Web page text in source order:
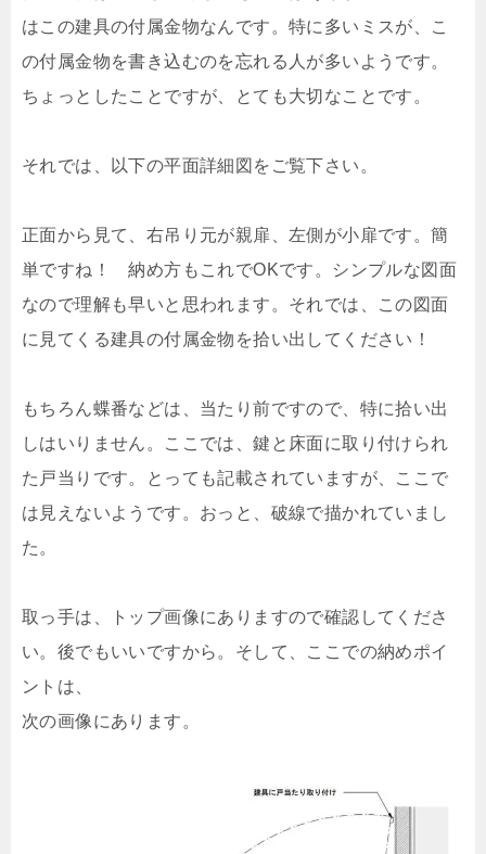
はこの建具の付属金物なんです。特に多いミスが、こ
の付属金物を書き込むのを忘れる人が多いようです。
ちょっとしたことですが、とても大切なことです。
それでは、以下の平面詳細図をご覧下さい。
正面から見て、右吊り元が親扉、左側が小扉です。簡
単ですね！ 納め方もこれでOKです。シンプルな図面
なので理解も早いと思われます。それでは、この図面
に見てくる建具の付属金物を拾い出してください！
もちろん蝶番などは、当たり前ですので、特に拾い出
しはいりません。ここでは、鍵と床面に取り付けられ
た戸当りです。とっても記載されていますが、ここで
は見えないようです。おっと、破線で描かれていまし
た。
取っ手は、トップ画像にありますので確認してくださ
い。後でもいいですから。そして、ここでの納めポイ
ントは、
次の画像にあります。